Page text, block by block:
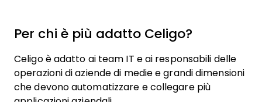
Per chi è più adatto Celigo?
Celigo è adatto ai team IT e ai responsabili delle
operazioni di aziende di medie e grandi dimensioni
che devono automatizzare e collegare più